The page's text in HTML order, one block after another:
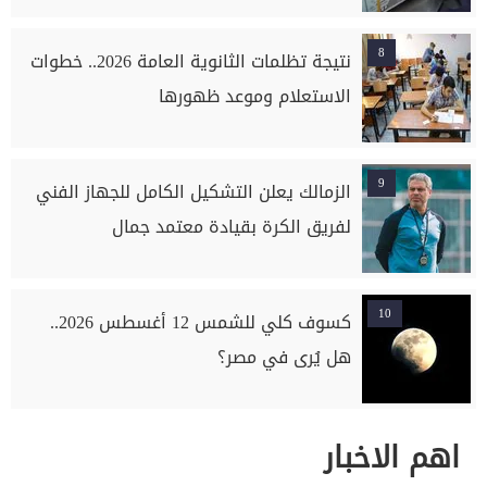
8
نتيجة تظلمات الثانوية العامة 2026.. خطوات
الاستعلام وموعد ظهورها
9
الزمالك يعلن التشكيل الكامل للجهاز الفني
لفريق الكرة بقيادة معتمد جمال
10
كسوف كلي للشمس 12 أغسطس 2026..
هل يُرى في مصر؟
اهم الاخبار